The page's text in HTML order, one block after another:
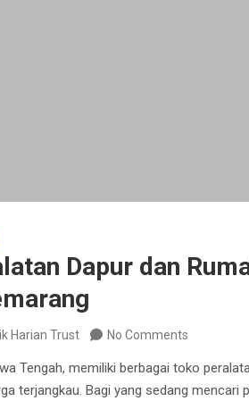
Dapur dan
Harian Trust No Comments
Tengah, memiliki berbagai toko
terjangkau. Bagi yang sedang